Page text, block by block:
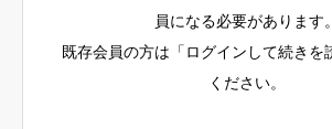
が著作権で保護される」という考え方です
拠:著作権法第2条第1項第1号：著作物を「
に表現したもの」と定義文化庁「AIと著作
員になる必要があります。
既存会員の方は「ログインして続きを
ください。
クリエイター支援情報
プロジェクションマッピング協会公式サ
1minute Projection Mapping Competition
SNSでの個人利用 vs 商用利用
今後の展望
まとめ：ChatGPT「○○風」イラストの